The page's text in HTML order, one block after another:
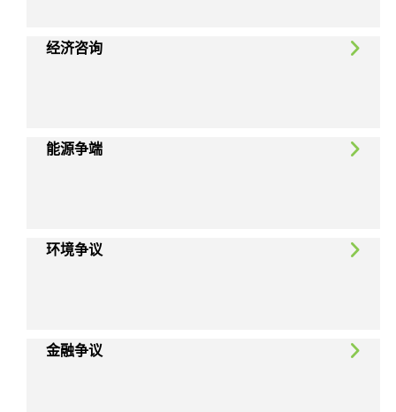
经济咨询
能源争端
环境争议
金融争议